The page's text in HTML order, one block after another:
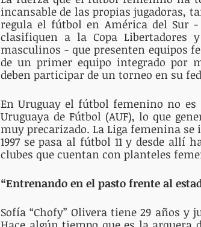
incansable de las propias jugadoras,
regula el fútbol en América del Sur
clasifiquen a la Copa Libertadores
masculinos - que presenten equipos
de un primer equipo integrado por
deben participar de un torneo en su
En Uruguay el fútbol femenino no
Uruguaya de Fútbol (AUF), lo que
muy precarizado. La Liga femenina se
1997 se pasa al fútbol 11 y desde allí
clubes que cuentan con planteles
“Entrenando en el pasto frente al
Sofía “Chofy” Olivera tiene 29 años y